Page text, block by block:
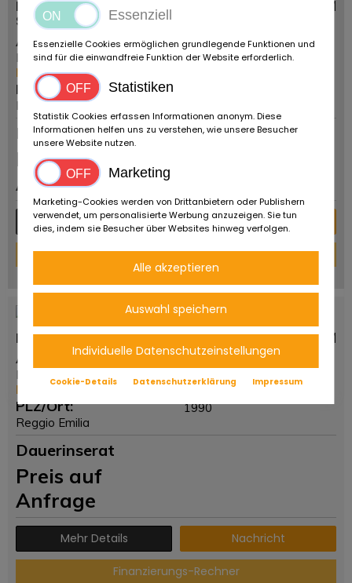
Bultaco 360 TSS "Tralla Super
Sport"
0 KM
Anbieter:
Ruote da Sogno
Mehr von diesem Händler
PLZ/Ort:
Reggio Emilia
Fahrzeugtyp:
-
Dauerinserat
Preis auf
Anfrage
Mehr Details Nachricht
Finanzierungs-Rechner
powered bytarifcheck
Moto Guzzi V65 LARIO 0 KM
Anbieter:
Ruote da Sogno
Mehr von diesem Händler
PLZ/Ort:
Reggio Emilia
Fahrzeugtyp:
Erstzulassung:
1990
Dauerinserat
Preis auf
Anfrage
Mehr Details Nachricht
Finanzierungs-Rechner
Essenziell
Essenzielle Cookies ermöglichen grundlegende Funktionen und
sind für die einwandfreie Funktion der Website erforderlich.
Statistiken
Statistik Cookies erfassen Informationen anonym. Diese
Informationen helfen uns zu verstehen, wie unsere Besucher
unsere Website nutzen.
Marketing
Marketing-Cookies werden von Drittanbietern oder Publishern
verwendet, um personalisierte Werbung anzuzeigen. Sie tun
dies, indem sie Besucher über Websites hinweg verfolgen.
Alle akzeptieren
Auswahl speichern
Individuelle Datenschutzeinstellungen
Cookie-Details Datenschutzerklärung Impressum